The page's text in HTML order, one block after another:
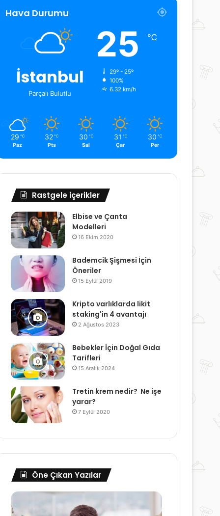
Hava Durumu
İstanbul
Parçalı Bulutlu
25 ℃
29º - 25º
100%
6.32 km/h
29 ℃
Paz
32 ℃
Pts
30 ℃
Sal
31 ℃
Çar
30 ℃
Per
Rastgele içerikler
Elbise ve Çanta
Modelleri
16 Ekim 2020
Bademcik Şişmesi İçin
Öneriler
15 Eylül 2019
Kripto varlıklarda likit
staking'in 4 avantajı
2 Ağustos 2023
Bebekler İçin Doğal Gıda
Tarifleri
15 Aralık 2024
Tretin krem nedir? Ne işe
yarar?
7 Eylül 2020
Öne Çıkan Yazılar
Canlı
Tv
Saç
Bakımının